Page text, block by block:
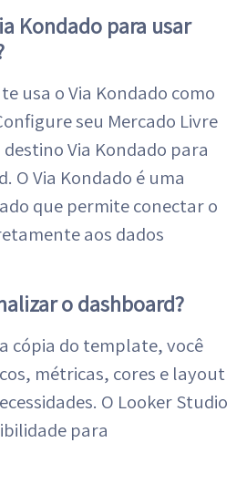
Kondado para usar
usa o Via Kondado como
seu Mercado Livre
Via Kondado para
O Via Kondado é uma
que permite conectar o
aos dados
o dashboard?
cópia do template, você
métricas, cores e layout
O Looker Studio
para